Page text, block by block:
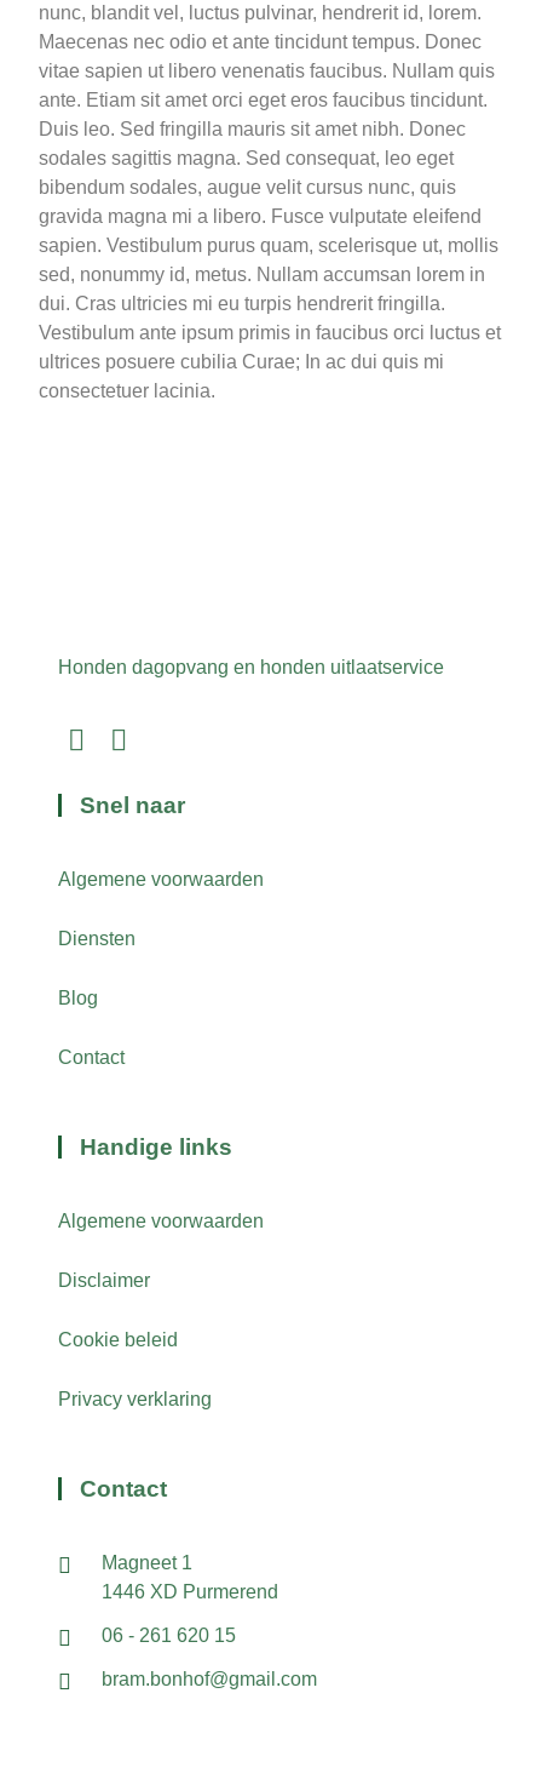
nunc, blandit vel, luctus pulvinar, hendrerit id, lorem.
Maecenas nec odio et ante tincidunt tempus. Donec
vitae sapien ut libero venenatis faucibus. Nullam quis
ante. Etiam sit amet orci eget eros faucibus tincidunt.
Duis leo. Sed fringilla mauris sit amet nibh. Donec
sodales sagittis magna. Sed consequat, leo eget
bibendum sodales, augue velit cursus nunc, quis
gravida magna mi a libero. Fusce vulputate eleifend
sapien. Vestibulum purus quam, scelerisque ut, mollis
sed, nonummy id, metus. Nullam accumsan lorem in
dui. Cras ultricies mi eu turpis hendrerit fringilla.
Vestibulum ante ipsum primis in faucibus orci luctus et
ultrices posuere cubilia Curae; In ac dui quis mi
consectetuer lacinia.
Honden dagopvang en honden uitlaatservice
Snel naar
Algemene voorwaarden
Diensten
Blog
Contact
Handige links
Algemene voorwaarden
Disclaimer
Cookie beleid
Privacy verklaring
Contact
Magneet 1
1446 XD Purmerend
06 - 261 620 15
bram.bonhof@gmail.com